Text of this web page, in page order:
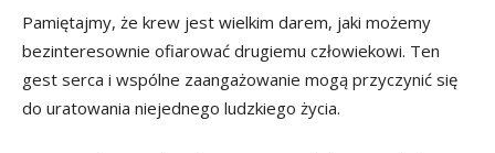
Pamiętajmy, że krew jest wielkim darem, jaki możemy
bezinteresownie ofiarować drugiemu człowiekowi. Ten
gest serca i wspólne zaangażowanie mogą przyczynić się
do uratowania niejednego ludzkiego życia.